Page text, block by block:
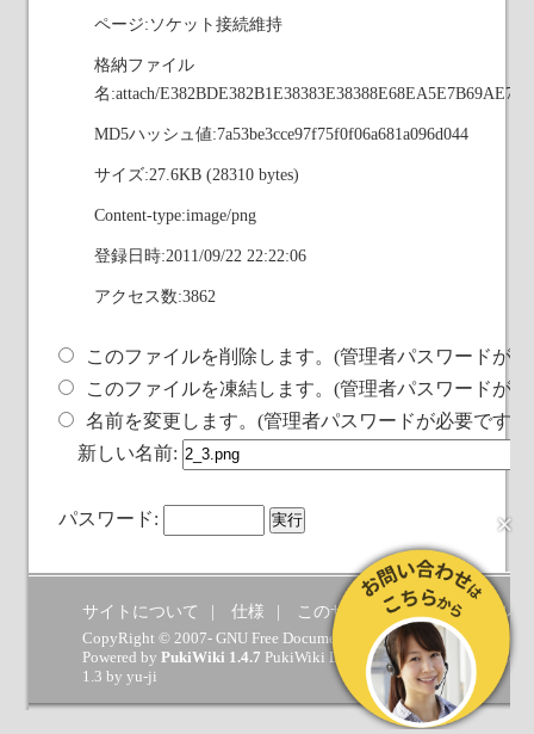
ページ:ソケット接続維持
格納ファイル
名:attach/
MD5ハッシュ値:7a53be3cce97f75f0f06a681a096d044
サイズ:27.6KB (28310 bytes)
Content-type:image/png
登録日時:2011/09/22 22:22:06
アクセス数:3862
このファイルを削除します。(管理者パスワードが
このファイルを凍結します。(管理者パスワードが
名前を変更します。(管理者パスワードが必要です)
新しい名前:
パスワード:
サイトについて 仕様 このサイトへの要望 ヘルプ
CopyRight © 2007- GNU Free Documentation License.
Powered by PukiWiki 1.4.7 PukiWiki Developers Team( GPL )
1.3 by yu-ji
×